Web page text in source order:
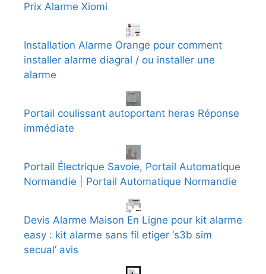
Prix Alarme Xiomi
Installation Alarme Orange pour comment
installer alarme diagral / ou installer une
alarme
Portail coulissant autoportant heras Réponse
immédiate
Portail Électrique Savoie, Portail Automatique
Normandie | Portail Automatique Normandie
Devis Alarme Maison En Ligne pour kit alarme
easy : kit alarme sans fil etiger ‘s3b sim
secual’ avis